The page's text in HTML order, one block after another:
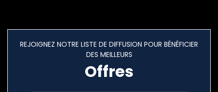
REJOIGNEZ NOTRE LISTE DE DIFFUSION POUR BÉNÉFICIER
DES MEILLEURS
Offres